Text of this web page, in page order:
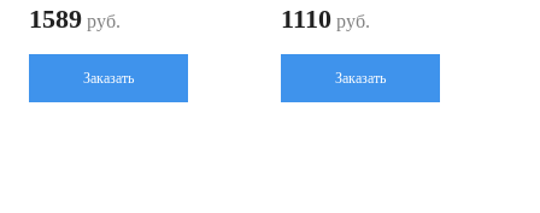
LAXY 0.075кг бе
сцветный
1589 руб.
Заказать
LAXY 0.03кг бес
цветный
1110 руб.
Заказать